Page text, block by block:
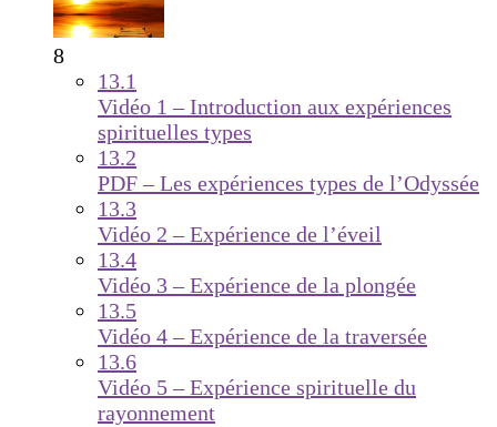
8
13.1
Vidéo 1 – Introduction aux expériences
spirituelles types
13.2
PDF – Les expériences types de l’Odyssée
13.3
Vidéo 2 – Expérience de l’éveil
13.4
Vidéo 3 – Expérience de la plongée
13.5
Vidéo 4 – Expérience de la traversée
13.6
Vidéo 5 – Expérience spirituelle du
rayonnement